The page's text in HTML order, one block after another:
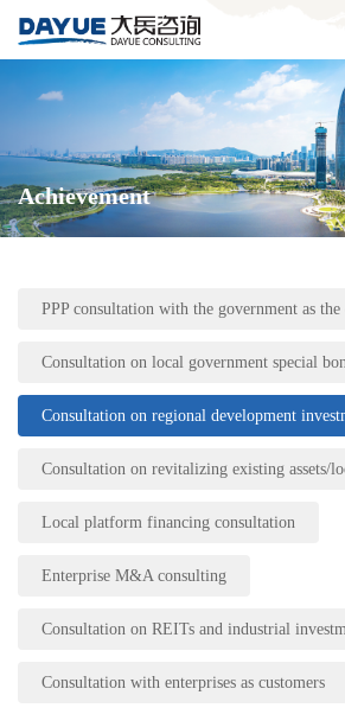
Achievement
PPP consultation with the government as the
Consultation on local government special
Consultation on regional development
Consultation on revitalizing existing assets/
Local platform financing consultation
Enterprise M&A consulting
Consultation on REITs and industrial
Consultation with enterprises as customers